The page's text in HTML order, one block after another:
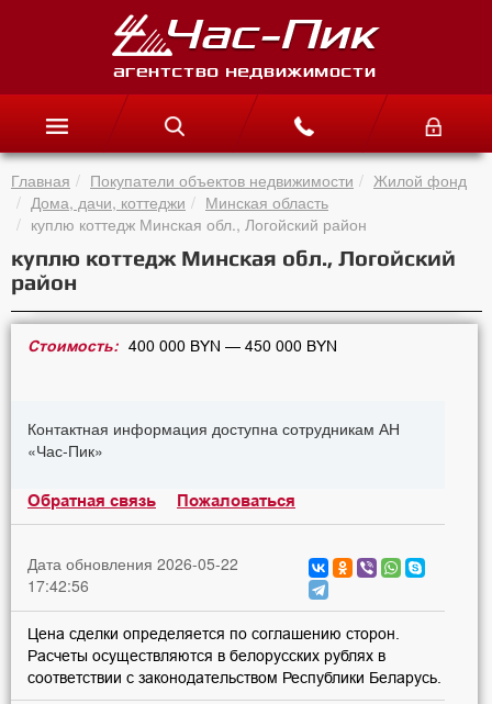
Главная Покупатели объектов недвижимости
Жилой фонд
Дома, дачи, коттеджи
Минская область
куплю коттедж Минская обл., Логойский район
куплю коттедж Минская обл., Логойский
район
Стоимость: 400 000 BYN — 450 000 BYN
Контактная информация доступна сотрудникам АН
«Час-Пик»
Обратная связь Пожаловаться
Дата обновления 2026-05-22
17:42:56
Цена сделки определяется по соглашению сторон.
Расчеты осуществляются в белорусских рублях в
соответствии с законодательством Республики Беларусь.